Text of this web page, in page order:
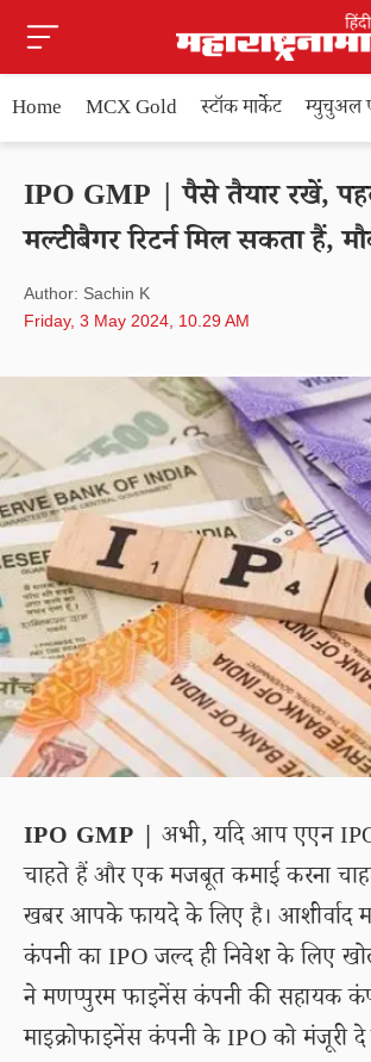
Home MCX Gold स्टॉक मार्केट म्युचुअल
IPO GMP | पैसे तैयार रखें,
मल्टीबैगर रिटर्न मिल सकता हैं,
Author: Sachin K
Friday, 3 May 2024, 10.29 AM
IPO GMP | अभी, यदि आप एएन
चाहते हैं और एक मजबूत कमाई करना
खबर आपके फायदे के लिए है। आशीर्वाद
कंपनी का IPO जल्द ही निवेश के लिए
ने मणप्पुरम फाइनेंस कंपनी की सहायक
माइक्रोफाइनेंस कंपनी के IPO को मंजूरी दे